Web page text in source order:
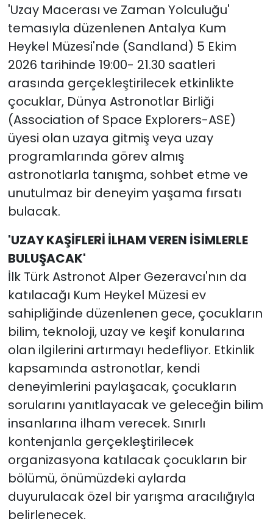
'Uzay Macerası ve Zaman Yolculuğu'
temasıyla düzenlenen Antalya Kum
Heykel Müzesi'nde (Sandland) 5 Ekim
2026 tarihinde 19:00- 21.30 saatleri
arasında gerçekleştirilecek etkinlikte
çocuklar, Dünya Astronotlar Birliği
(Association of Space Explorers-ASE)
üyesi olan uzaya gitmiş veya uzay
programlarında görev almış
astronotlarla tanışma, sohbet etme ve
unutulmaz bir deneyim yaşama fırsatı
bulacak.
'UZAY KAŞİFLERİ İLHAM VEREN İSİMLERLE
BULUŞACAK'
İlk Türk Astronot Alper Gezeravcı'nın da
katılacağı Kum Heykel Müzesi ev
sahipliğinde düzenlenen gece, çocukların
bilim, teknoloji, uzay ve keşif konularına
olan ilgilerini artırmayı hedefliyor. Etkinlik
kapsamında astronotlar, kendi
deneyimlerini paylaşacak, çocukların
sorularını yanıtlayacak ve geleceğin bilim
insanlarına ilham verecek. Sınırlı
kontenjanla gerçekleştirilecek
organizasyona katılacak çocukların bir
bölümü, önümüzdeki aylarda
duyurulacak özel bir yarışma aracılığıyla
belirlenecek.